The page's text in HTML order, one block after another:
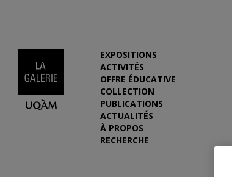
EXPOSITIONS
ACTIVITÉS
OFFRE ÉDUCATIVE
COLLECTION
PUBLICATIONS
ACTUALITÉS
À PROPOS
RECHERCHE